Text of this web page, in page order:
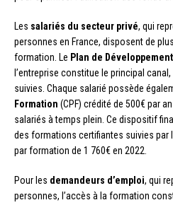
Les salariés du secteur privé, qui
personnes en France, disposent de
formation. Le Plan de
l’entreprise constitue le principal
suivies. Chaque salarié possède
Formation (CPF) crédité de 500€ par
salariés à temps plein. Ce dispositif
des formations certifiantes suivies par
par formation de 1 760€ en 2022.
Pour les demandeurs d’emploi, qui
personnes, l’accès à la formation